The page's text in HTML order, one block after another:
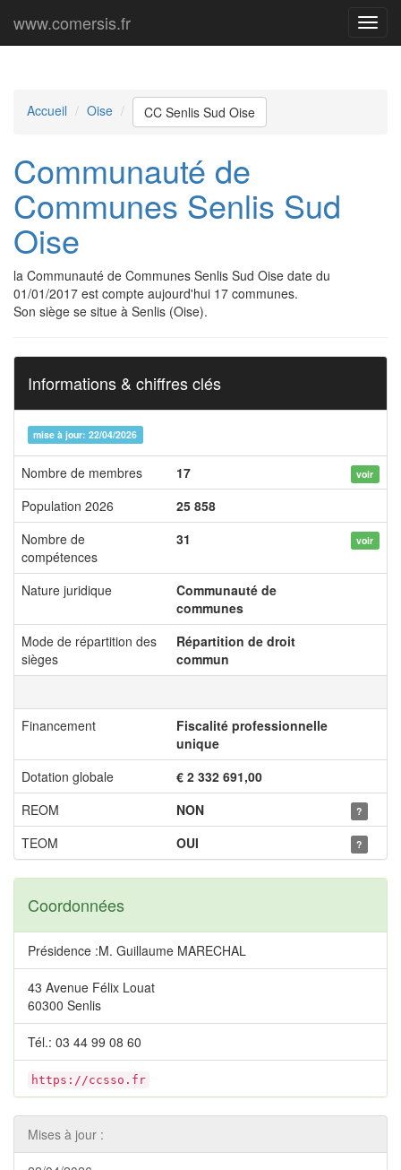
Menu
www.comersis.fr
Accueil Oise CC Senlis Sud Oise
Communauté de
Communes Senlis Sud
Oise
la Communauté de Communes Senlis Sud Oise date du
01/01/2017 est compte aujourd'hui 17 communes.
Son siège se situe à Senlis (Oise).
Informations & chiffres clés
mise à jour: 22/04/2026
Nombre de membres 17 voir
Population 2026
25 858
Nombre de
compétences
31 voir
Nature juridique
Communauté de
communes
Mode de répartition des
sièges
Répartition de droit
commun
Financement
Fiscalité professionnelle
unique
Dotation globale
€ 2 332 691,00
REOM
NON ?
TEOM OUI ?
Coordonnées
Présidence :M. Guillaume MARECHAL
43 Avenue Félix Louat
60300 Senlis
Tél.: 03 44 99 08 60
https://ccsso.fr
Mises à jour :